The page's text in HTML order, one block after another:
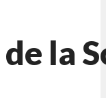
la